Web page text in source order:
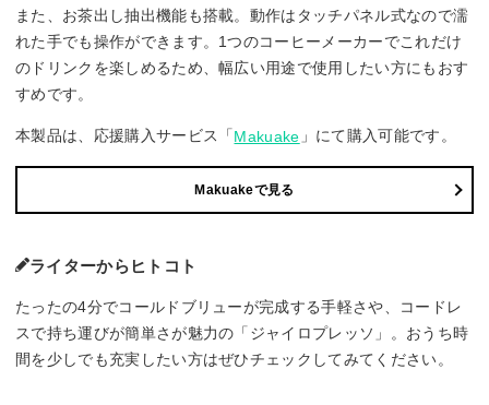
また、お茶出し抽出機能も搭載。動作はタッチパネル式なので濡
れた手でも操作ができます。1つのコーヒーメーカーでこれだけ
のドリンクを楽しめるため、幅広い用途で使用したい方にもおす
すめです。
本製品は、応援購入サービス「Makuake 」にて購入可能です。
Makuakeで見る
ライターからヒトコト
たったの4分でコールドブリューが完成する手軽さや、コードレ
スで持ち運びが簡単さが魅力の「ジャイロプレッソ」。おうち時
間を少しでも充実したい方はぜひチェックしてみてください。